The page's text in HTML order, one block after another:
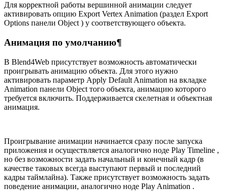
Для корректной работы вершинной анимации следует
активировать опцию Export Vertex Animation (раздел Export
Options панели Object ) у соответствующего объекта.
Анимация по умолчанию¶
В Blend4Web присутствует возможность автоматически
проигрывать анимацию объекта. Для этого нужно
активировать параметр Apply Default Animation на вкладке
Animation панели Object того объекта, анимацию которого
требуется включить. Поддерживается скелетная и объектная
анимация.
Проигрывание анимации начинается сразу после запуска
приложения и осуществляется аналогично ноде Play Timeline ,
но без возможности задать начальный и конечный кадр (в
качестве таковых всегда выступают первый и последний
кадры таймлайна). Также присутствует возможность задать
поведение анимации, аналогично ноде Play Animation .